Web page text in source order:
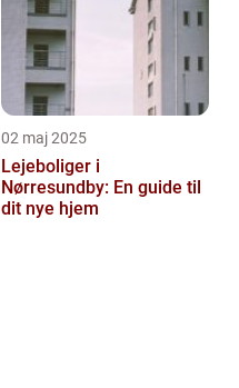
02 maj 2025
Lejeboliger i
Nørresundby: En guide til
dit nye hjem